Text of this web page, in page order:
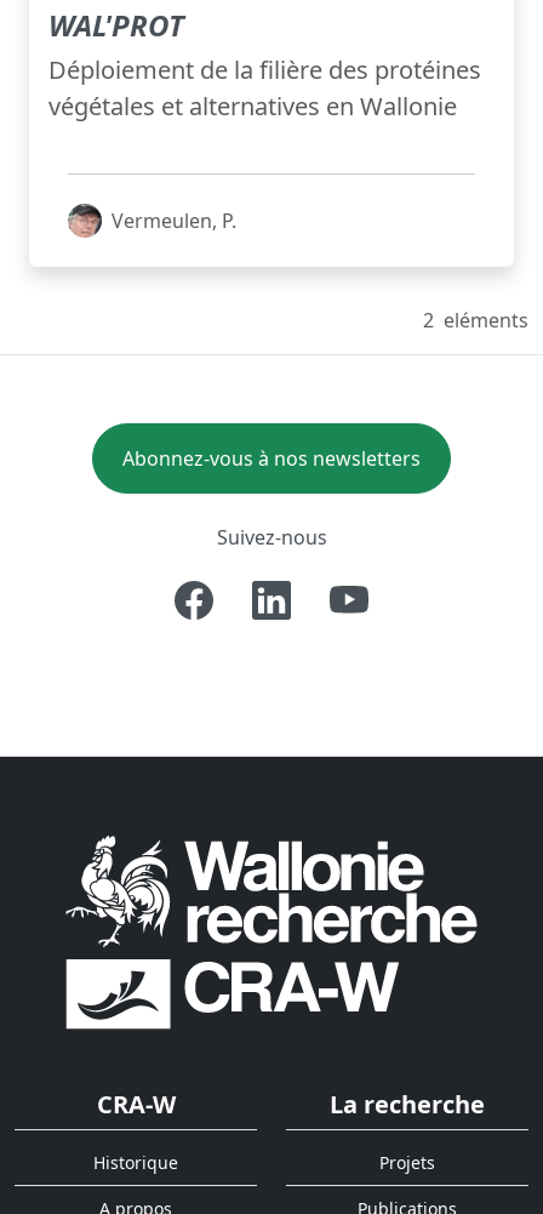
WAL'PROT
Déploiement de la filière des protéines
végétales et alternatives en Wallonie
Vermeulen, P.
2 eléments
Abonnez-vous à nos newsletters
Suivez-nous
CRA-W
Historique
A propos
La recherche
Projets
Publications